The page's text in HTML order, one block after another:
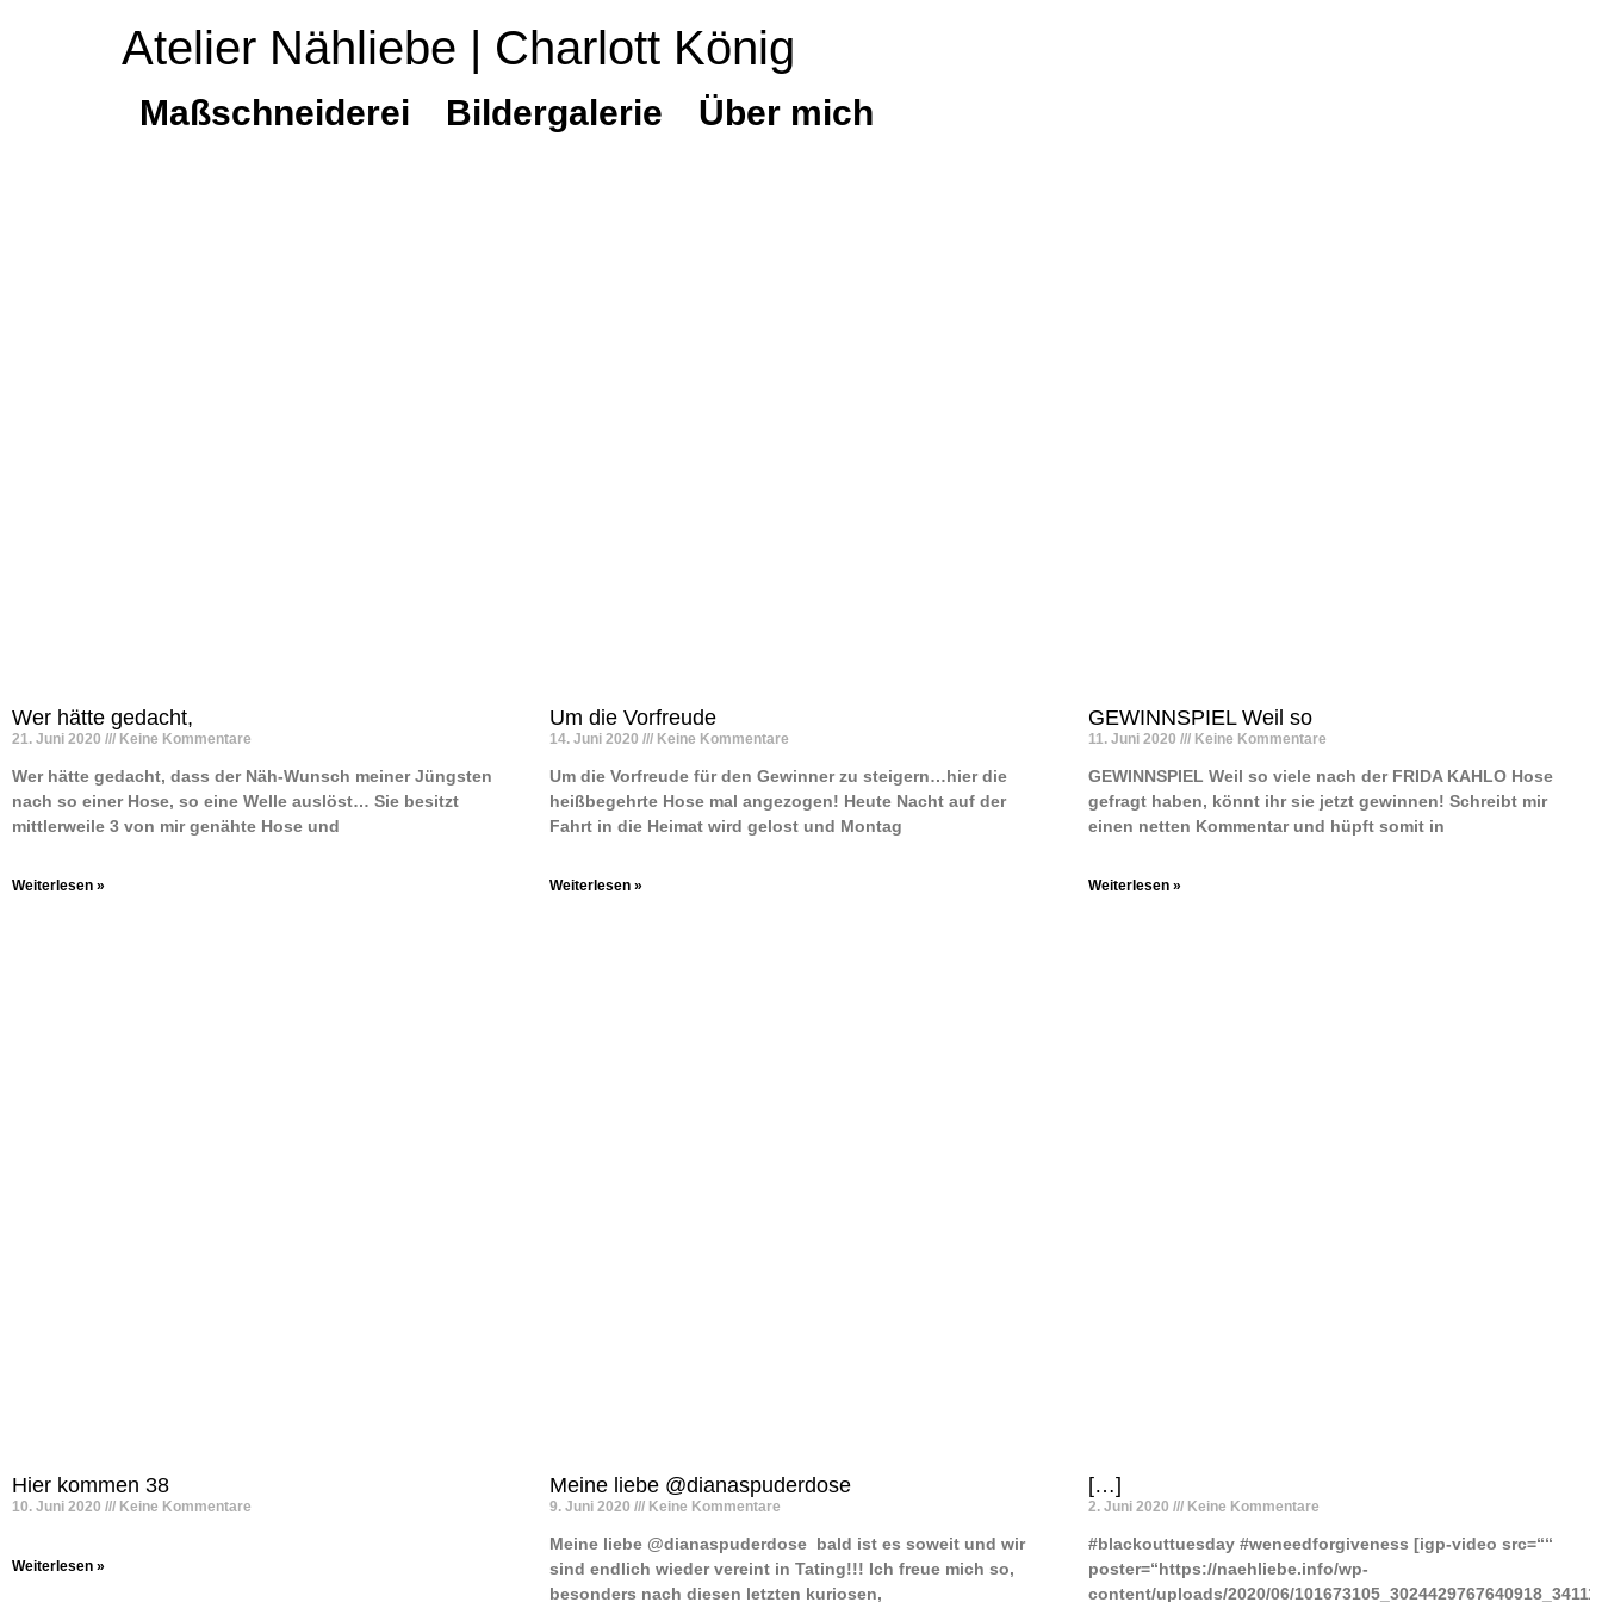
Atelier Nähliebe | Charlott König
Maßschneiderei Bildergalerie Über mich
Wer hätte gedacht,
21. Juni 2020 Keine Kommentare
Wer hätte gedacht, dass der Näh-Wunsch meiner Jüngsten
nach so einer Hose, so eine Welle auslöst… Sie besitzt
mittlerweile 3 von mir genähte Hose und
Weiterlesen »
Um die Vorfreude
14. Juni 2020 Keine Kommentare
Um die Vorfreude für den Gewinner zu steigern…hier die
heißbegehrte Hose mal angezogen! Heute Nacht auf der
Fahrt in die Heimat wird gelost und Montag
Weiterlesen »
GEWINNSPIEL Weil so
11. Juni 2020 Keine Kommentare
GEWINNSPIEL Weil so viele nach der FRIDA KAHLO Hose
gefragt haben, könnt ihr sie jetzt gewinnen! Schreibt mir
einen netten Kommentar und hüpft somit in
Weiterlesen »
Hier kommen 38
10. Juni 2020 Keine Kommentare
Weiterlesen »
Meine liebe @dianaspuderdose
9. Juni 2020 Keine Kommentare
Meine liebe @dianaspuderdose ️ bald ist es soweit und wir
sind endlich wieder vereint in Tating!!! Ich freue mich so,
besonders nach diesen letzten kuriosen,
[…]
2. Juni 2020 Keine Kommentare
#blackouttuesday #weneedforgiveness [igp-video src=““
poster=“https://naehliebe.info/wp-
content/uploads/2020/06/